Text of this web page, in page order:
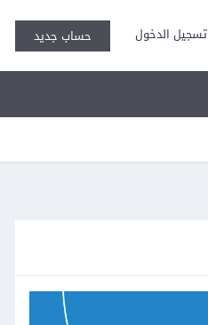
تسجيل الدخول حساب جديد